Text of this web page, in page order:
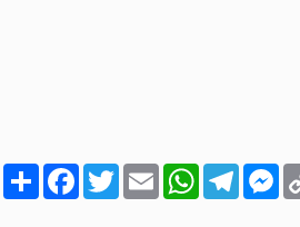
ا
ن
ش
F
a
c
T
w
i
E
m
a
W
h
a
T
e
l
M
e
s